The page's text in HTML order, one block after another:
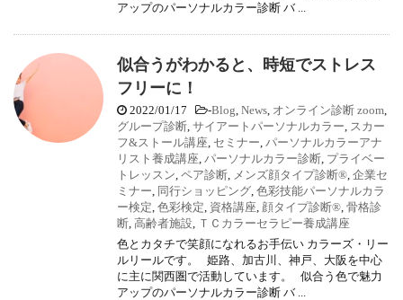
アップのパーソナルカラー診断 バ ...
似合うがわかると、時短でストレス
フリーに！
2022/01/17 -Blog, News, オンライン診断 zoom,
グループ診断, サイアートパーソナルカラー, スカー
フ&ストール講座, セミナー, パーソナルカラーアナ
リスト養成講座, パーソナルカラー診断, プライベー
トレッスン, ペア診断, メンズ顔タイプ診断®, 企業セ
ミナー, 同行ショッピング, 色彩技能パーソナルカラ
ー検定, 色彩検定, 資格講座, 顔タイプ診断®, 骨格診
断, 高齢者施設, ＴＣカラーセラピー養成講座
色とカタチで笑顔になれるお手伝い カラーズ・リー
ルリールです。 姫路、加古川、神戸、大阪を中心
に主に関西圏で活動しています。 似合う色で魅力
アップのパーソナルカラー診断 バ ...